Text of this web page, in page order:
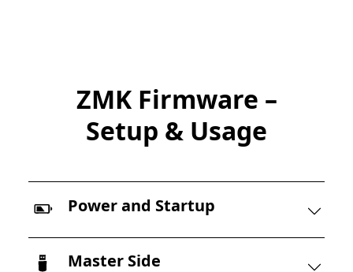
ZMK Firmware –
Setup & Usage
Power and Startup
Master Side